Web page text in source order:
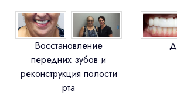
Восстановление
передних зубов и
реконструкция полости
рта